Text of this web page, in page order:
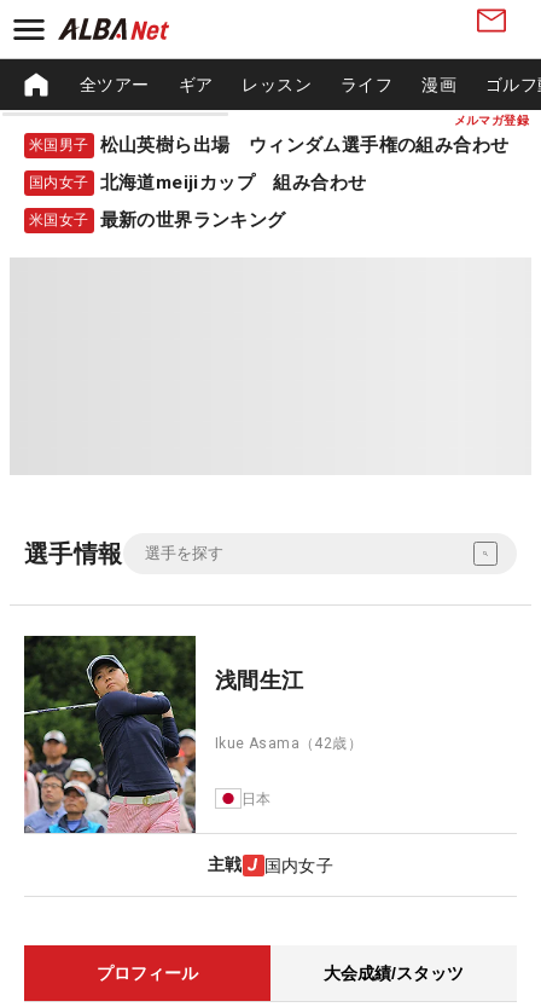
メルマガ登録
全ツアー ギア レッスン ライフ 漫画 ゴル
米国男子 松山英樹ら出場 ウィンダム選手権の組み合わせ
国内女子 北海道meijiカップ 組み合わせ
米国女子 最新の世界ランキング
選手情報
浅間生江
Ikue Asama （42歳）
日本
主戦 国内女子
プロフィール 大会成績/スタッツ